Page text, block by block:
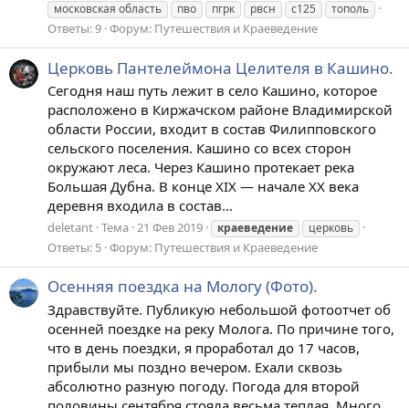
московская область
пво пгрк рвсн с125 тополь
Ответы: 9 Форум: Путешествия и Краеведение
Церковь Пантелеймона Целителя в Кашино.
Сегодня наш путь лежит в село Кашино, которое
расположено в Киржачском районе Владимирской
области России, входит в состав Филипповского
сельского поселения. Кашино со всех сторон
окружают леса. Через Кашино протекает река
Большая Дубна. В конце XIX — начале XX века
деревня входила в состав...
deletant Тема 21 Фев 2019 краеведение церковь
Ответы: 5 Форум: Путешествия и Краеведение
Осенняя поездка на Мологу (Фото).
Здравствуйте. Публикую небольшой фотоотчет об
осенней поездке на реку Молога. По причине того,
что в день поездки, я проработал до 17 часов,
прибыли мы поздно вечером. Ехали сквозь
абсолютно разную погоду. Погода для второй